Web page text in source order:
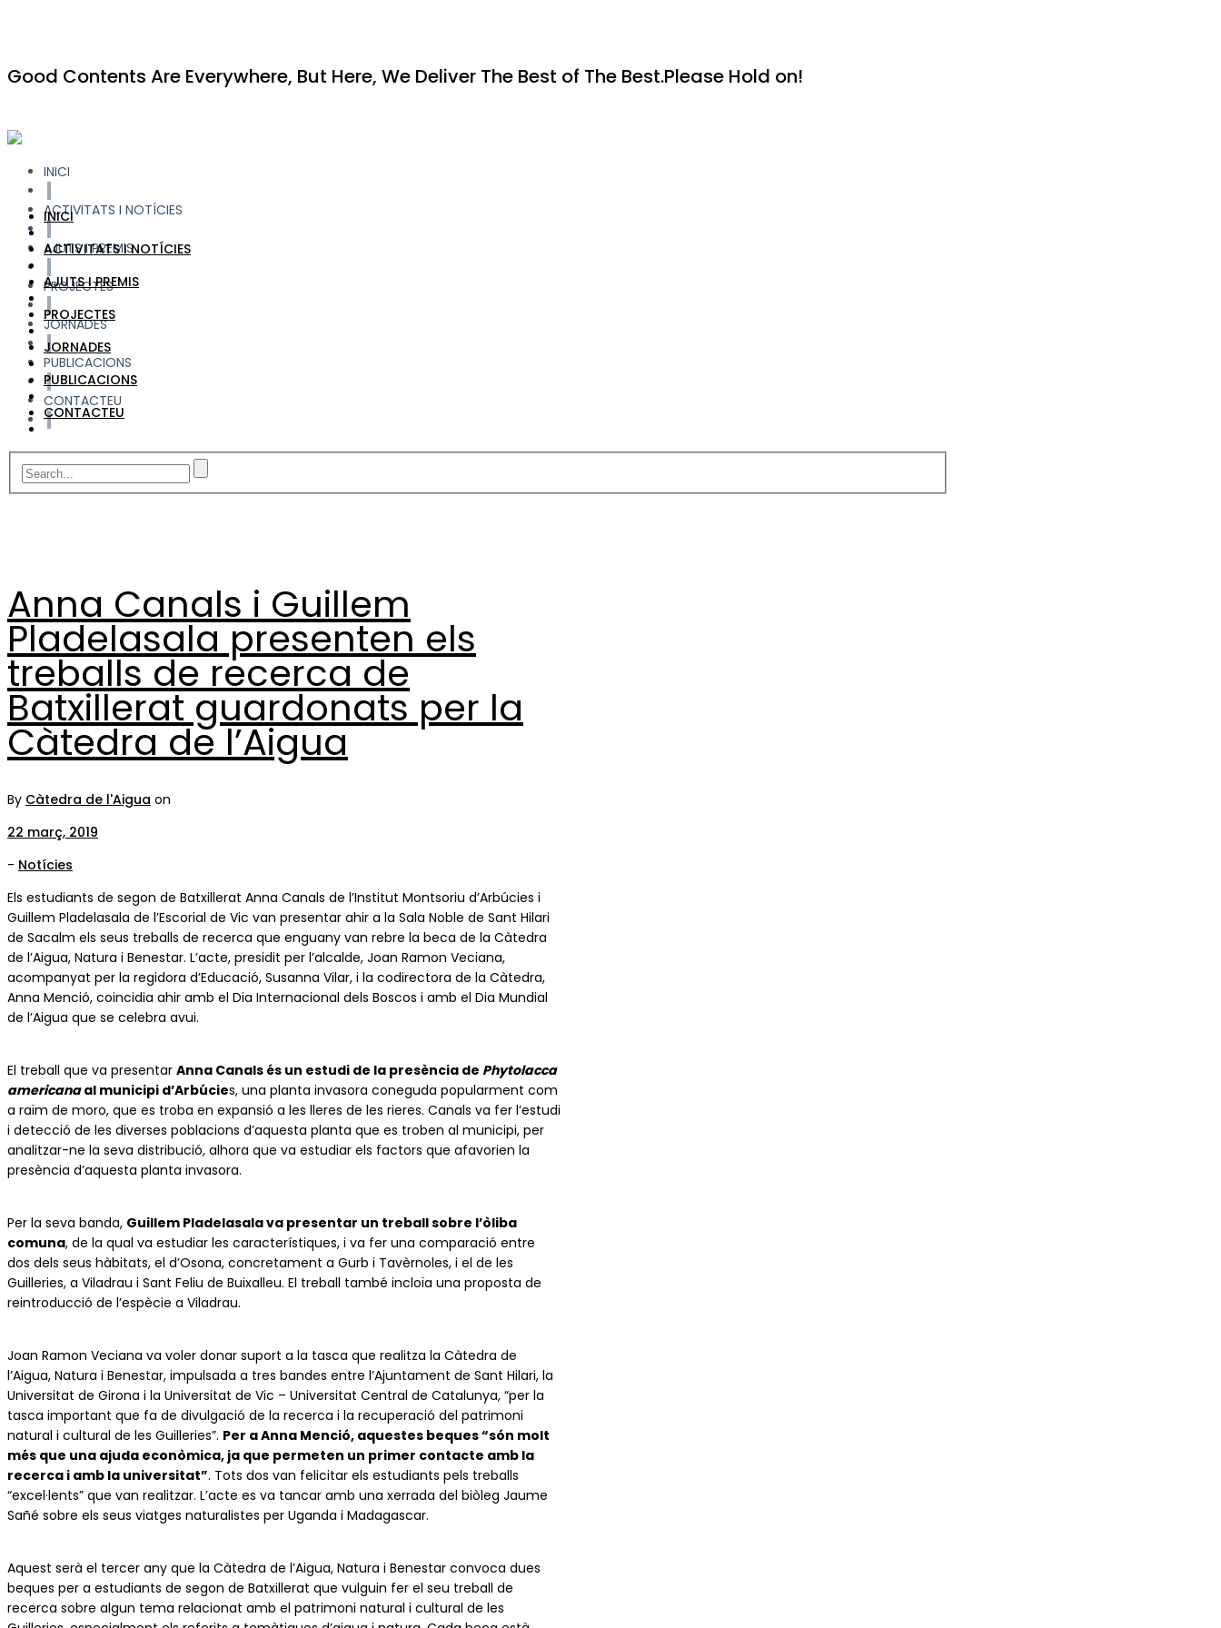
Good Contents Are Everywhere, But Here, We Deliver The Best of The Best.Please Hold on!
INICI
ACTIVITATS I NOTÍCIES
AJUTS I PREMIS
PROJECTES
JORNADES
PUBLICACIONS
CONTACTEU
INICI
ACTIVITATS I NOTÍCIES
AJUTS I PREMIS
PROJECTES
JORNADES
PUBLICACIONS
CONTACTEU
Anna Canals i Guillem
Pladelasala presenten els
treballs de recerca de
Batxillerat guardonats per la
Càtedra de l’Aigua
By Càtedra de l'Aigua on
22 març, 2019
- Notícies
Els estudiants de segon de Batxillerat Anna Canals de l’Institut Montsoriu d’Arbúcies i
Guillem Pladelasala de l’Escorial de Vic van presentar ahir a la Sala Noble de Sant Hilari
de Sacalm els seus treballs de recerca que enguany van rebre la beca de la Càtedra
de l’Aigua, Natura i Benestar. L’acte, presidit per l’alcalde, Joan Ramon Veciana,
acompanyat per la regidora d’Educació, Susanna Vilar, i la codirectora de la Càtedra,
Anna Menció, coincidia ahir amb el Dia Internacional dels Boscos i amb el Dia Mundial
de l’Aigua que se celebra avui.
El treball que va presentar Anna Canals és un estudi de la presència de Phytolacca
americanaal municipi d’Arbúcies, una planta invasora coneguda popularment com
a raïm de moro, que es troba en expansió a les lleres de les rieres. Canals va fer l’estudi
i detecció de les diverses poblacions d’aquesta planta que es troben al municipi, per
analitzar-ne la seva distribució, alhora que va estudiar els factors que afavorien la
presència d’aquesta planta invasora.
Per la seva banda, Guillem Pladelasala va presentar un treball sobre l’òliba
comuna, de la qual va estudiar les característiques, i va fer una comparació entre
dos dels seus hàbitats, el d’Osona, concretament a Gurb i Tavèrnoles, i el de les
Guilleries, a Viladrau i Sant Feliu de Buixalleu. El treball també incloïa una proposta de
reintroducció de l’espècie a Viladrau.
Joan Ramon Veciana va voler donar suport a la tasca que realitza la Càtedra de
l’Aigua, Natura i Benestar, impulsada a tres bandes entre l’Ajuntament de Sant Hilari, la
Universitat de Girona i la Universitat de Vic – Universitat Central de Catalunya, “per la
tasca important que fa de divulgació de la recerca i la recuperació del patrimoni
natural i cultural de les Guilleries”. Per a Anna Menció, aquestes beques “són molt
més que una ajuda econòmica, ja que permeten un primer contacte amb la
recerca i amb la universitat”. Tots dos van felicitar els estudiants pels treballs
“excel·lents” que van realitzar. L’acte es va tancar amb una xerrada del biòleg Jaume
Sañé sobre els seus viatges naturalistes per Uganda i Madagascar.
Aquest serà el tercer any que la Càtedra de l’Aigua, Natura i Benestar convoca dues
beques per a estudiants de segon de Batxillerat que vulguin fer el seu treball de
recerca sobre algun tema relacionat amb el patrimoni natural i cultural de les